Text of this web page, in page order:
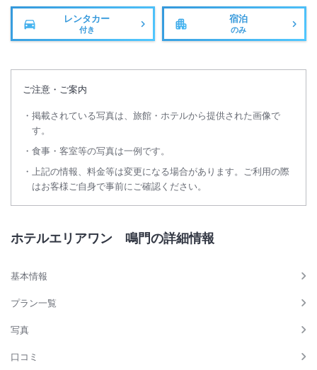
レンタカー
付き
宿泊
のみ
ご注意・ご案内
掲載されている写真は、旅館・ホテルから提供された画像で
す。
食事・客室等の写真は一例です。
上記の情報、料金等は変更になる場合があります。ご利用の際
はお客様ご自身で事前にご確認ください。
ホテルエリアワン 鳴門の詳細情報
基本情報
プラン一覧
写真
口コミ